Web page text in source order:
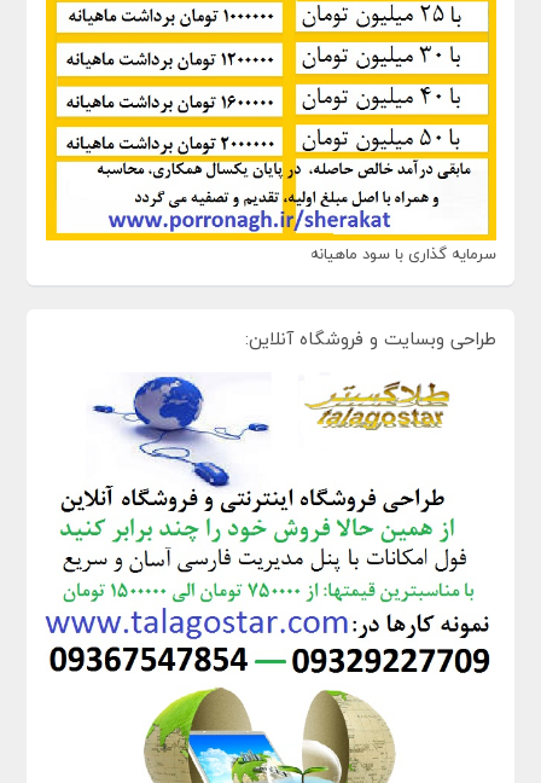
سرمایه گذاری با سود ماهیانه
طراحی وبسایت و فروشگاه آنلاین: